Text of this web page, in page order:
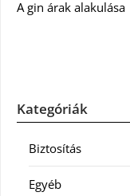
A gin árak alakulása
Kategóriák
Biztosítás
Egyéb